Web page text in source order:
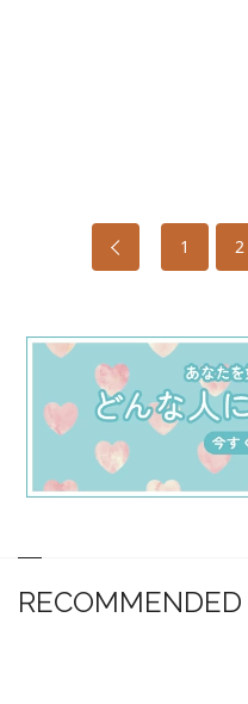
1 2
RECOMMENDED